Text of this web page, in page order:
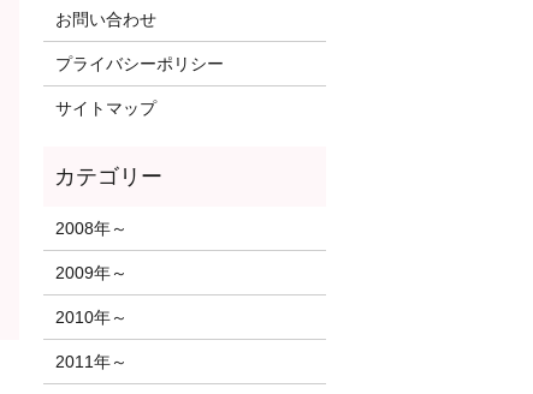
お問い合わせ
プライバシーポリシー
サイトマップ
2008年～
2009年～
2010年～
2011年～